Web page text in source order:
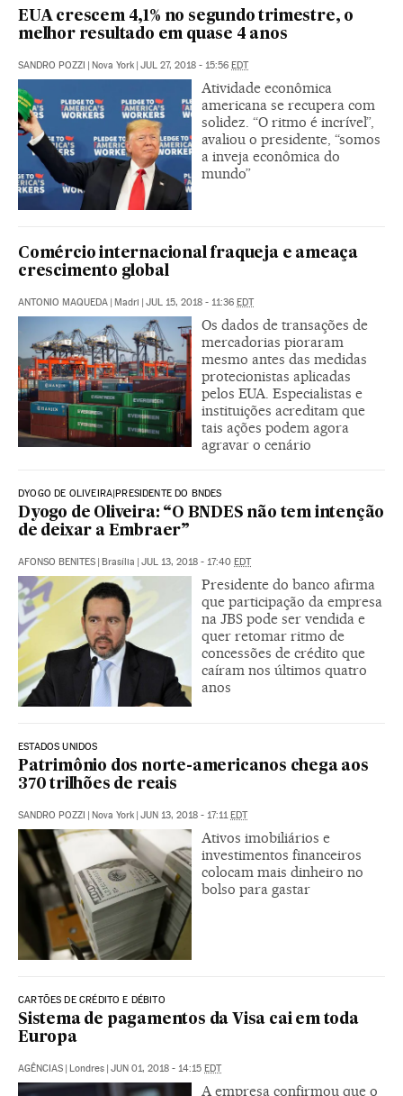
EUA crescem 4,1% no segundo trimestre, o
melhor resultado em quase 4 anos
SANDRO POZZI | Nova York | JUL 27, 2018 - 15:56 EDT
Atividade econômica
americana se recupera com
solidez. “O ritmo é incrível”,
avaliou o presidente, “somos
a inveja econômica do
mundo”
Comércio internacional fraqueja e ameaça
crescimento global
ANTONIO MAQUEDA | Madri | JUL 15, 2018 - 11:36 EDT
Os dados de transações de
mercadorias pioraram
mesmo antes das medidas
protecionistas aplicadas
pelos EUA. Especialistas e
instituições acreditam que
tais ações podem agora
agravar o cenário
DYOGO DE OLIVEIRA|PRESIDENTE DO BNDES
Dyogo de Oliveira: “O BNDES não tem intenção
de deixar a Embraer”
AFONSO BENITES | Brasília | JUL 13, 2018 - 17:40 EDT
Presidente do banco afirma
que participação da empresa
na JBS pode ser vendida e
quer retomar ritmo de
concessões de crédito que
caíram nos últimos quatro
anos
ESTADOS UNIDOS
Patrimônio dos norte-americanos chega aos
370 trilhões de reais
SANDRO POZZI | Nova York | JUN 13, 2018 - 17:11 EDT
Ativos imobiliários e
investimentos financeiros
colocam mais dinheiro no
bolso para gastar
CARTÕES DE CRÉDITO E DÉBITO
Sistema de pagamentos da Visa cai em toda
Europa
AGÊNCIAS | Londres | JUN 01, 2018 - 14:15 EDT
A empresa confirmou que o